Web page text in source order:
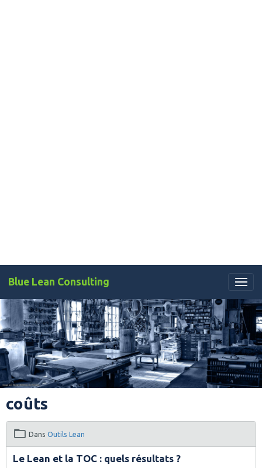
Blue Lean Consulting
coûts
Dans Outils Lean
Le Lean et la TOC : quels résultats ?